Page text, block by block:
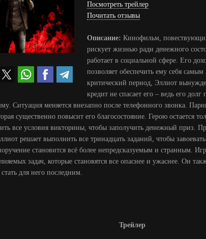
Посмотреть трейлер
Почитать отзывы
Описание: Кинофильм,
рискует жизнью ради денежного
работает в социальной сфере. Его
позволяет обеспечить ему себя
критический период, Эллиот
кредит не спасает его – ведь его долг
Ситуация меняется внезапно после телефонного звонка.
существенно повысит его благосостояние. Герою остается
все условия викторины, чтобы заполучить денежный приз.
решает выполнить все тринадцать заданий, чтобы
становится всё более непредсказуемым и странным.
задач, которые становятся все опаснее и ужаснее. Он
для него последним.
Трейлер